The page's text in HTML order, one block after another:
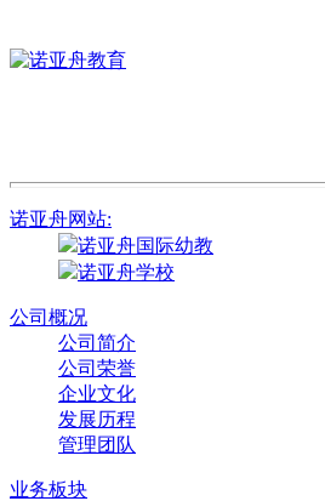
诺亚舟网站:
诺亚舟国际幼教
诺亚舟学校
公司概况
公司简介
公司荣誉
企业文化
发展历程
管理团队
业务板块